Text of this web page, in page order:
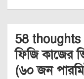
58 thoughts
ফিজি কাজের
(৬০ জন